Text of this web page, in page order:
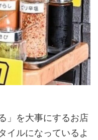
」を大事にするお店
イルになっているよ